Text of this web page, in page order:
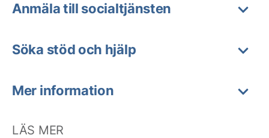
Anmäla till socialtjänsten
Söka stöd och hjälp
Mer information
LÄS MER